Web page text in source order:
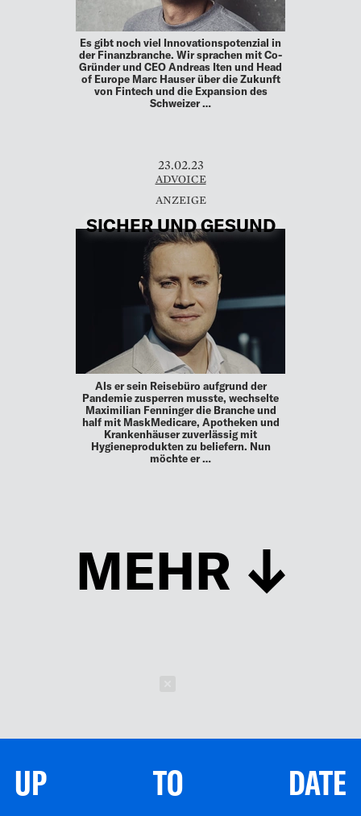
Es gibt noch viel Innovationspotenzial in
der Finanzbranche. Wir sprachen mit Co-
Gründer und CEO Andreas Iten und Head
of Europe Marc Hauser über die Zukunft
von Fintech und die Expansion des
Schweizer …
23.02.23
ADVOICE
SICHER UND GESUND
Als er sein Reisebüro aufgrund der
Pandemie zusperren musste, wechselte
Maximilian Fenninger die Branche und
half mit MaskMedicare, Apotheken und
Krankenhäuser zuverlässig mit
Hygieneprodukten zu beliefern. Nun
möchte er …
MEHR
UP TO DATE